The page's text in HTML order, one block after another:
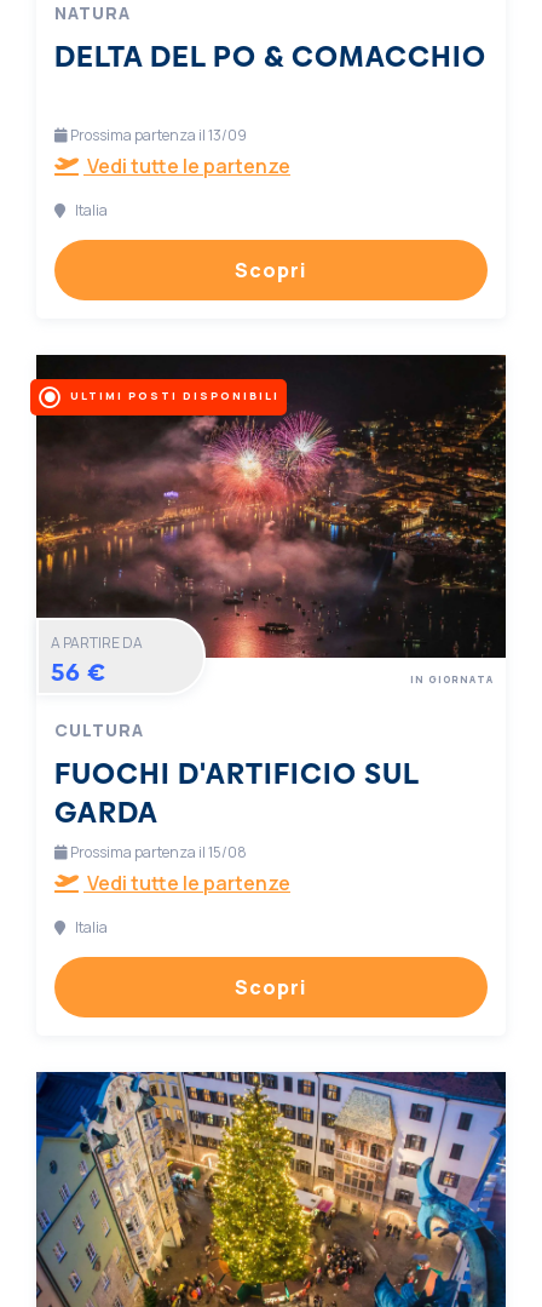
NATURA
DELTA DEL PO & COMACCHIO
Prossima partenza il 13/09
Vedi tutte le partenze
Italia
Scopri
ULTIMI POSTI DISPONIBILI
A PARTIRE DA
56 €
CULTURA
FUOCHI D'ARTIFICIO SUL
GARDA
IN GIORNATA
Prossima partenza il 15/08
Vedi tutte le partenze
Italia
Scopri